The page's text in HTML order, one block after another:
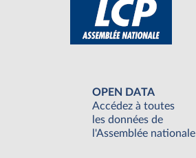
OPEN DATA
Accédez à toutes
les données de
l'Assemblée nationale